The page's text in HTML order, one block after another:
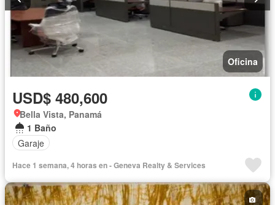
Oficina
USD$ 480,600
Bella Vista, Panamá
1 Baño
Garaje
Hace 1 semana, 4 horas en - Geneva Realty & Services